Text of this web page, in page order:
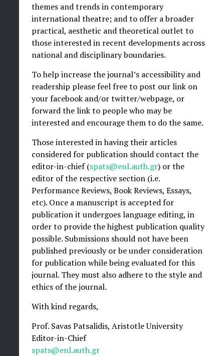
themes and trends in contemporary
international theatre; and to offer a broader
practical, aesthetic and theoretical outlet to
those interested in recent developments across
national and disciplinary boundaries.
To help increase the journal’s accessibility and
readership please feel free to post our link on
your facebook and/or twitter/webpage, or
forward the link to people who may be
interested and encourage them to do the same.
Those interested in having their articles
considered for publication should contact the
editor-in-chief (spats@enl.auth.gr) or the
editor of the respective section (i.e.
Performance Reviews, Book Reviews, Essays,
etc). Once a manuscript is accepted for
publication it undergoes language editing, in
order to provide the highest publication quality
possible. Submissions should not have been
published previously or be under consideration
for publication while being evaluated for this
journal. They must also adhere to the style and
ethics of the journal.
With kind regards,
Prof. Savas Patsalidis, Aristotle University
Editor-in-Chief
spats@enl.auth.gr